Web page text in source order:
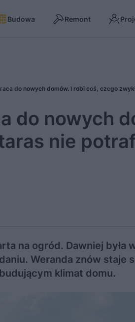
Budowa Remont
do nowych domów. I robi coś, czego
do nowych
nie
na ogród. Dawniej
Weranda znów staje
klimat domu.